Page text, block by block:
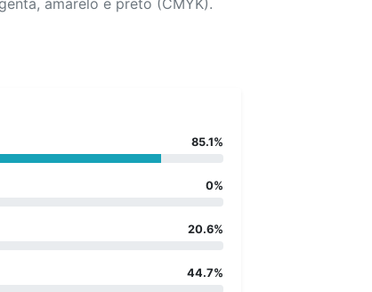
85.1%
0%
20.6%
44.7%